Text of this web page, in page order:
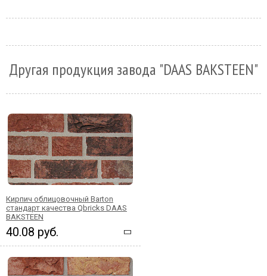
Другая продукция завода "DAAS BAKSTEEN"
Кирпич облицовочный Barton
стандарт качества Qbricks DAAS
BAKSTEEN
40.08 руб.